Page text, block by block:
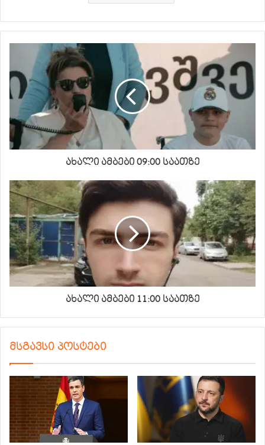
ახალი ამბები 09:00 საათზე
ახალი ამბები 11:00 საათზე
მსგავსი პოსტები